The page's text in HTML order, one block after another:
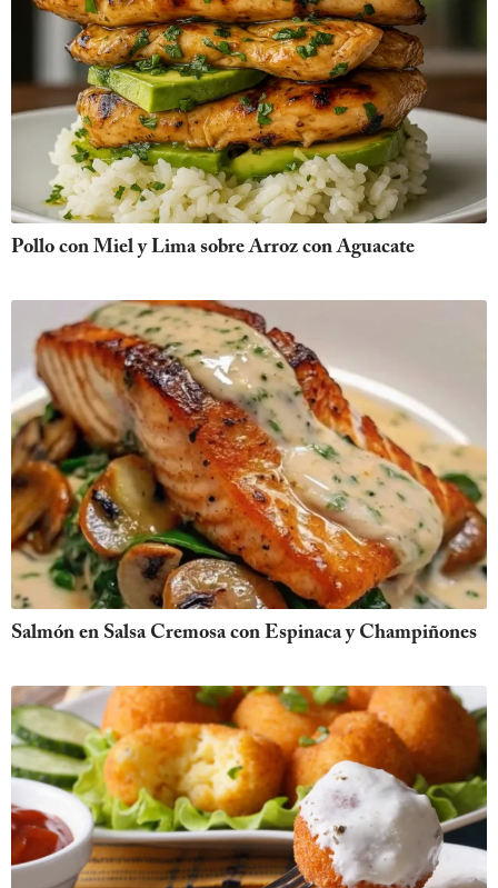
Pollo con Miel y Lima sobre Arroz con Aguacate
Salmón en Salsa Cremosa con Espinaca y Champiñones